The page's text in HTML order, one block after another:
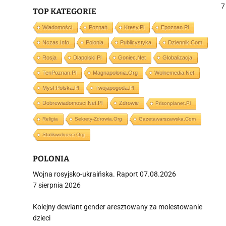
TOP KATEGORIE
Wiadomości Poznań Kresy.pl Epoznan.pl
Nczas.info Polonia Publicystyka Dziennik.com
Rosja Dlapolski.pl Goniec.net Globalizacja
TenPoznan.pl Magnapolonia.org Wolnemedia.net
Mysl-Polska.pl Twojapogoda.pl
Dobrewiadomosci.net.pl Zdrowie Prisonplanet.pl
Religia Sekrety-Zdrowia.org Gazetawarszawska.com
Stolikwolnosci.org
POLONIA
Wojna rosyjsko-ukraińska. Raport 07.08.2026
7 sierpnia 2026
Kolejny dewiant gender aresztowany za molestowanie
dzieci